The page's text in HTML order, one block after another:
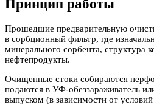
Принцип работы
Прошедшие предварительную
в сорбционный фильтр, где
минерального сорбента, структура
нефтепродукты.
Очищенные стоки собираются
подаются в УФ-обеззараживатель
выпуском (в зависимости от